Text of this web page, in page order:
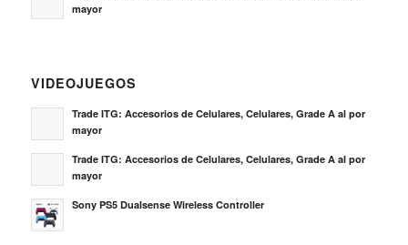
mayor
VIDEOJUEGOS
Trade ITG: Accesorios de Celulares, Celulares, Grade A al por
mayor
Trade ITG: Accesorios de Celulares, Celulares, Grade A al por
mayor
Sony PS5 Dualsense Wireless Controller